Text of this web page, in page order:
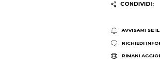
CONDIVIDI:
AVVISAMI SE
RICHIEDI
RIMANI